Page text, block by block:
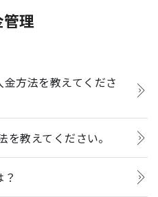
理
方法を教えてくださ
を教えてください。